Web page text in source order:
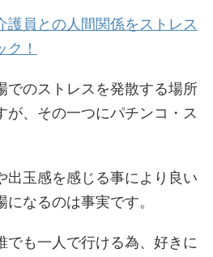
護員との人間関係をストレス
！
でのストレスを発散する場所
が、その一つにパチンコ・ス
出玉感を感じる事により良い
なるのは事実です。
でも一人で行ける為、好きに